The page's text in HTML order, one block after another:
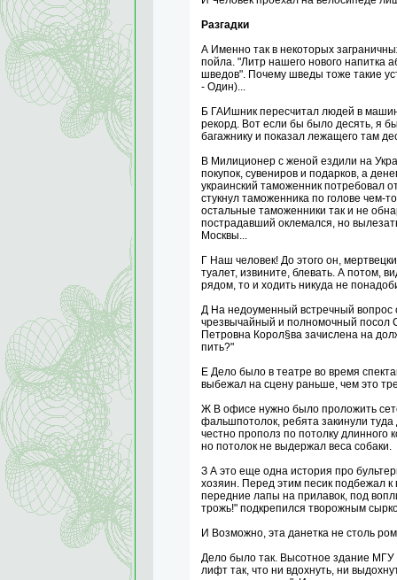
Разгадки
А Именно так в некоторых
пойла. "Литр нашего нового напитка
шведов". Почему шведы тоже такие
- Один)...
Б ГАИшник пересчитал людей в
рекорд. Вот если бы было десять, я
багажнику и показал лежащего там
В Милиционер с женой ездили на
покупок, сувениров и подарков, а
украинский таможенник потребовал
стукнул таможенника по голове чем-
остальные таможенники так и не
пострадавший оклемался, но
Москвы...
Г Наш человек! До этого он,
туалет, извините, блевать. А потом,
рядом, то и ходить никуда не
Д На недоуменный встречный
чрезвычайный и полномочный посол
Петровна Корол§ва зачислена на
пить?"
Е Дело было в театре во время
выбежал на сцену раньше, чем это
Ж В офисе нужно было проложить
фальшпотолок, ребята закинули туда
честно прополз по потолку
но потолок не выдержал веса собаки.
З А это еще одна история про
хозяин. Перед этим песик подбежал
передние лапы на прилавок, под
трожь!" подкрепился творожным
И Возможно, эта данетка не столь
Дело было так. Высотное здание МГУ
лифт так, что ни вдохнуть, ни